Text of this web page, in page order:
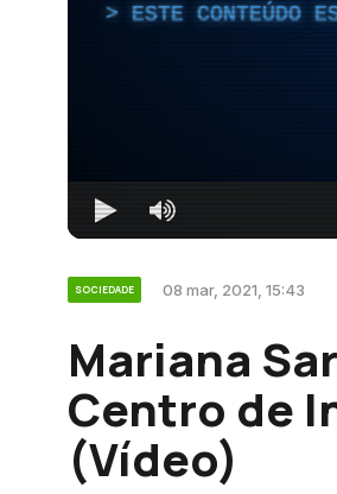
ESTE CONTEÚDO
SOCIEDADE 08 mar, 2021, 15:43
Mariana
Centro de
(Vídeo)